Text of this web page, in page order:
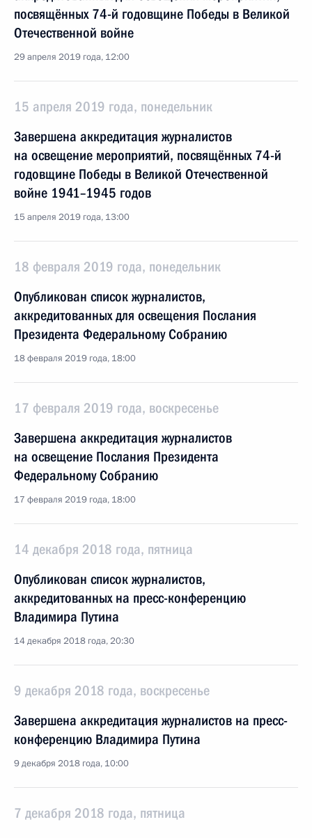
посвящённых 74-й годовщине Победы в Великой
Отечественной войне
29 апреля 2019 года, 12:00
15 апреля 2019 года, понедельник
Завершена аккредитация журналистов
на освещение мероприятий, посвящённых 74-й
годовщине Победы в Великой Отечественной
войне 1941–1945 годов
15 апреля 2019 года, 13:00
18 февраля 2019 года, понедельник
Опубликован список журналистов,
аккредитованных для освещения Послания
Президента Федеральному Собранию
18 февраля 2019 года, 18:00
17 февраля 2019 года, воскресенье
Завершена аккредитация журналистов
на освещение Послания Президента
Федеральному Собранию
17 февраля 2019 года, 18:00
14 декабря 2018 года, пятница
Опубликован список журналистов,
аккредитованных на пресс-конференцию
Владимира Путина
14 декабря 2018 года, 20:30
9 декабря 2018 года, воскресенье
Завершена аккредитация журналистов на пресс-
конференцию Владимира Путина
9 декабря 2018 года, 10:00
7 декабря 2018 года, пятница